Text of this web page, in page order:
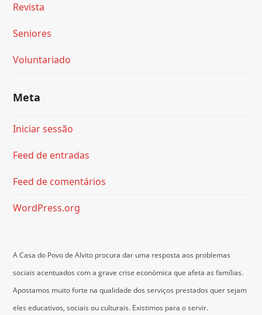
Revista
Seniores
Voluntariado
Meta
Iniciar sessão
Feed de entradas
Feed de comentários
WordPress.org
A Casa do Povo de Alvito procura dar uma resposta aos problemas
sociais acentuados com a grave crise económica que afeta as famílias.
Apostamos muito forte na qualidade dos serviços prestados quer sejam
eles educativos, sociais ou culturais. Existimos para o servir.